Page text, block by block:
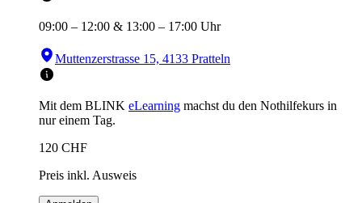
09:00 – 12:00 & 13:00 – 17:00 Uhr
Muttenzerstrasse 15, 4133 Pratteln
Mit dem BLINK eLearning machst du den Nothilfekurs in
nur einem Tag.
120 CHF
Preis inkl. Ausweis